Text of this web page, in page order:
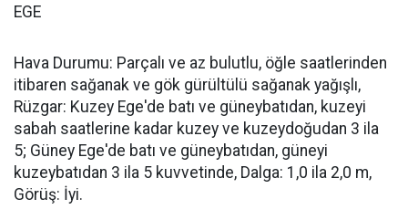
EGE
Hava Durumu: Parçalı ve az bulutlu, öğle saatlerinden
itibaren sağanak ve gök gürültülü sağanak yağışlı,
Rüzgar: Kuzey Ege'de batı ve güneybatıdan, kuzeyi
sabah saatlerine kadar kuzey ve kuzeydoğudan 3 ila
5; Güney Ege'de batı ve güneybatıdan, güneyi
kuzeybatıdan 3 ila 5 kuvvetinde, Dalga: 1,0 ila 2,0 m,
Görüş: İyi.